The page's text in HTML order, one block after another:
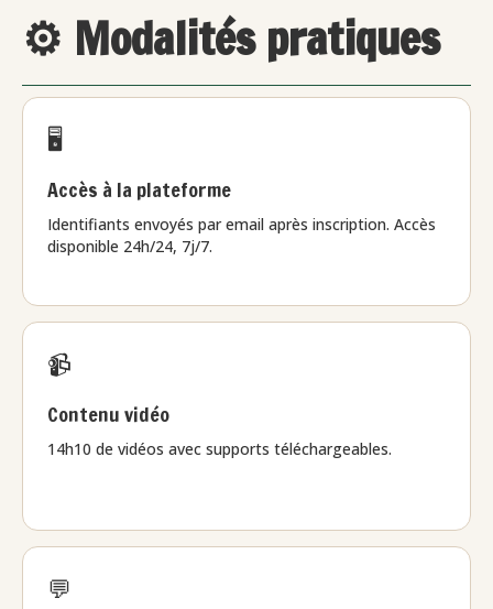
⚙️ Modalités pratiques
🖥️
Accès à la plateforme
Identifiants envoyés par email après inscription. Accès
disponible 24h/24, 7j/7.
📹
Contenu vidéo
14h10 de vidéos avec supports téléchargeables.
💬